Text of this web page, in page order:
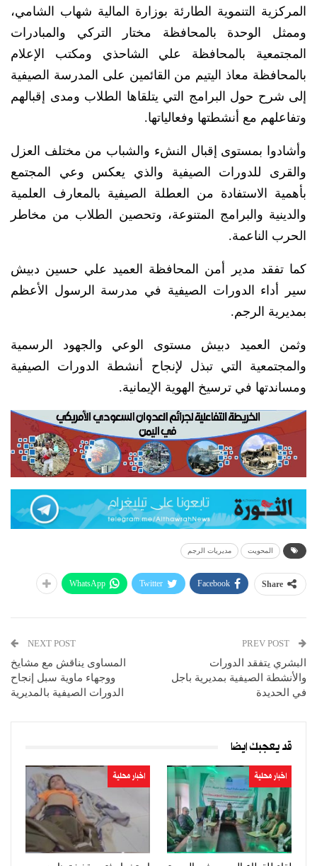
المركزية التنموية الطارئة بوزارة المالية شهاب الشامي،
وممثل الوحدة بالمحافظة مختار التركي والمبادرات
المجتمعية بالمحافظة علي الشاحذي ومكتب الإعلام
بالمحافظة معاذ اليتيم من القائمين على المدرسة الصيفية
إلى شرح حول البرامج التي يتلقاها الطلاب ومدى إقبالهم
وتفاعلهم مع أنشطتها وفعالياتها.
وأشادوا بمستوى إقبال النشء والشباب من مختلف العزل
والقرى للدورات الصيفية والذي يعكس وعي المجتمع
بأهمية الاستفادة من العطلة الصيفية بالمعارف العلمية
والدينية والبرامج المتنوعة، وتحصين الطلاب من مخاطر
الحرب الناعمة.
كما تفقد مدير أمن المحافظة العميد علي حسين دبيش
سير أداء الدورات الصيفية في مدرسة الرسول الأعظم
بمديرية الرجم.
وثمن العميد دبيش مستوى الوعي والجهود الرسمية
والمجتمعية التي تبذل لإنجاح أنشطة الدورات الصيفية
ومساندتها في ترسيخ الهوية الإيمانية.
المحويت مديريات الرجم
Share
Facebook
Twitter
WhatsApp
البشري يتفقد الدورات
والأنشطة الصيفية بمديرية باجل
في الحديدة
NEXT POST
المساوى يناقش مع مشايخ
ووجهاء ماوية سبل إنجاح
الدورات الصيفية بالمديرية
قد يعجبك ايضا
اخبار محلية اخبار محلية